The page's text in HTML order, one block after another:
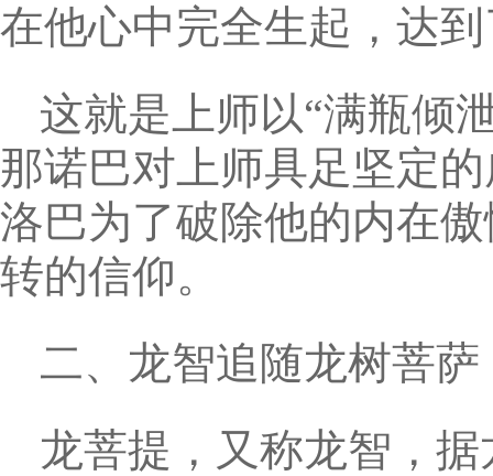
在他心中完全生起，达
这就是上师以“满瓶倾
那诺巴对上师具足坚定
洛巴为了破除他的内在
转的信仰。
二、龙智追随龙树菩萨
龙菩提，又称龙智，